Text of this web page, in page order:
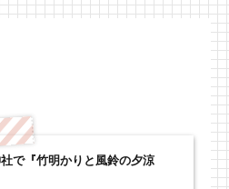
で『竹明かりと風鈴の夕涼